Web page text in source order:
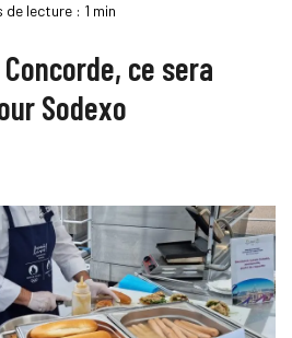
de lecture : 1 min
ce sera
Sodexo